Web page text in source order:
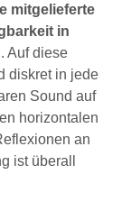
mitgelieferte
in
. Auf diese
diskret in jede
Sound auf
horizontalen
an
ist überall